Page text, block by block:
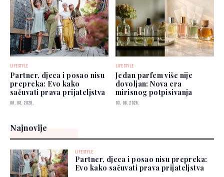
LIFESTYLE
Partner, djeca i posao nisu
prepreka: Evo kako
sačuvati prava prijateljstva
06. 08. 2026.
LIFESTYLE
Jedan parfem više nije
dovoljan: Nova era
mirisnog potpisivanja
03. 08. 2026.
Najnovije
LIFESTYLE
Partner, djeca i posao nisu prepreka:
Evo kako sačuvati prava prijateljstva